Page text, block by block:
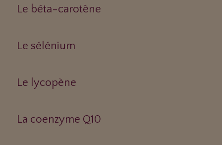
Le béta-carotène
Le sélénium
Le lycopène
La coenzyme Q10